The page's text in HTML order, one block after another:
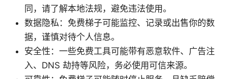
同，请了解本地法规，避免违法使用。
数据隐私：免费梯子可能监控、记录或出售你的数
据，谨慎对待个人信息。
安全性：一些免费工具可能带有恶意软件、广告注
入、DNS 劫持等风险，务必使用可信来源。